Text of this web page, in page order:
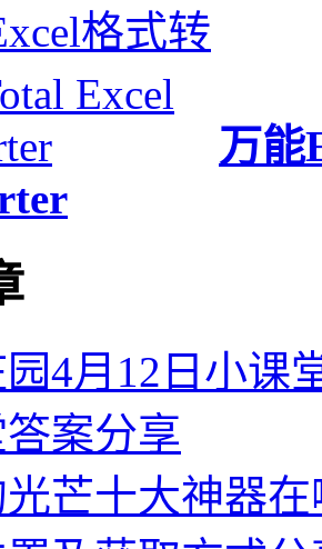
万能
4月12日小课
案分享
芒十大神器